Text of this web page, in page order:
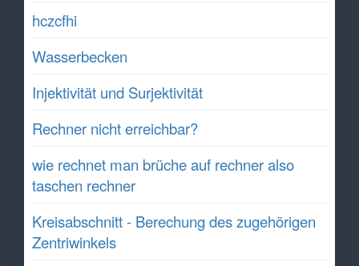
hczcfhi
Wasserbecken
Injektivität und Surjektivität
Rechner nicht erreichbar?
wie rechnet man brüche auf rechner also
taschen rechner
Kreisabschnitt - Berechung des zugehörigen
Zentriwinkels